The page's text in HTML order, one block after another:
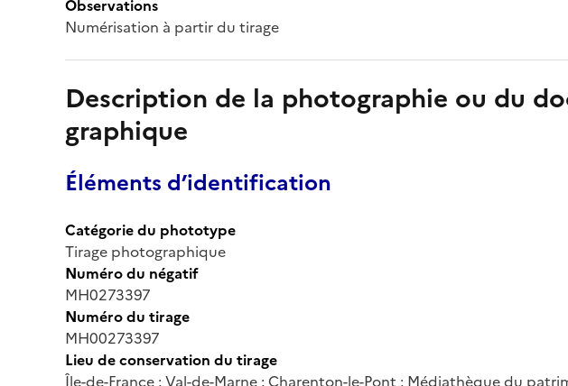
Observations
Numérisation à partir du tirage
Description de la photographie ou du
graphique
Éléments d’identification
Catégorie du phototype
Tirage photographique
Numéro du négatif
MH0273397
Numéro du tirage
MH00273397
Lieu de conservation du tirage
Île-de-France ; Val-de-Marne ; Charenton-le-Pont ; Médiathèque du